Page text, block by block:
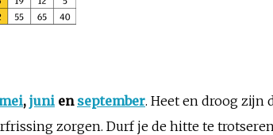
mei, juni en september. Heet en droog zijn
zorgen. Durf je de hitte te